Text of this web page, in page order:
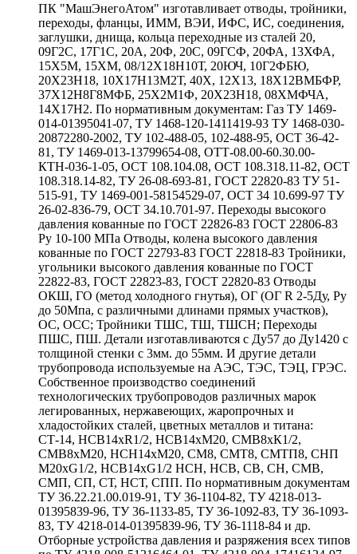
ПК "МашЭнегоАтом" изготавливает отводы, тройники,
переходы, фланцы, ИММ, ВЭИ, ИФС, ИС, соединения,
заглушки, днища, кольца переходные из сталей 20,
09Г2С, 17Г1С, 20А, 20Ф, 20С, 09ГСФ, 20ФА, 13ХФА,
15Х5М, 15ХМ, 08/12Х18Н10Т, 20ЮЧ, 10Г2ФБЮ,
20Х23Н18, 10Х17Н13М2Т, 40Х, 12Х13, 18Х12ВМБФР,
37Х12Н8Г8МФБ, 25Х2М1Ф, 20Х23Н18, 08ХМФЧА,
14Х17Н2. По нормативным документам: Газ ТУ 1469-
014-01395041-07, ТУ 1468-120-1411419-93 ТУ 1468-030-
20872280-2002, ТУ 102-488-05, 102-488-95, ОСТ 36-42-
81, ТУ 1469-013-13799654-08, ОТТ-08.00-60.30.00-
КТН-036-1-05, ОСТ 108.104.08, ОСТ 108.318.11-82, ОСТ
108.318.14-82, ТУ 26-08-693-81, ГОСТ 22820-83 ТУ 51-
515-91, ТУ 1469-001-58154529-07, ОСТ 34 10.699-97 ТУ
26-02-836-79, ОСТ 34.10.701-97. Переходы высокого
давления кованные по ГОСТ 22826-83 ГОСТ 22806-83
Ру 10-100 МПа Отводы, колена высокого давления
кованные по ГОСТ 22793-83 ГОСТ 22818-83 Тройники,
угольники высокого давления кованные по ГОСТ
22822-83, ГОСТ 22823-83, ГОСТ 22820-83 Отводы
ОКШ, ГО (метод холодного гнутья), ОГ (ОГ R 2-5Ду, Ру
до 50Мпа, с различными длинами прямых участков),
ОС, ОСС; Тройники ТШС, ТШ, ТШСН; Переходы
ПШС, ПШ. Детали изготавливаются с Ду57 до Ду1420 с
толщиной стенки с 3мм. до 55мм. И другие детали
трубопровода используемые на АЭС, ТЭС, ТЭЦ, ГРЭС.
Собственное производство соединений
технологических трубопроводов различных марок
легированных, нержавеющих, жаропрочных и
хладостойких сталей, цветных металлов и титана:
СТ-14, НСВ14хR1/2, НСВ14хМ20, СМВ8хК1/2,
СМВ8хМ20, НСН14хМ20, СМ8, СМТ8, СМТП8, СНП
М20хG1/2, НСВ14хG1/2 НСН, НСВ, СВ, СН, СМВ,
СМП, СП, СТ, НСТ, СПП. По нормативным документам
ТУ 36.22.21.00.019-91, ТУ 36-1104-82, ТУ 4218-013-
01395839-96, ТУ 36-1133-85, ТУ 36-1092-83, ТУ 36-1093-
83, ТУ 4218-014-01395839-96, ТУ 36-1118-84 и др.
Отборные устройства давления и разряжения всех типов